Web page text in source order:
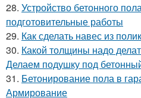
28. Устройство бетонного
подготовительные работы
29. Как сделать навес из
30. Какой толщины надо
Делаем подушку под
31. Бетонирование пола в
Армирование